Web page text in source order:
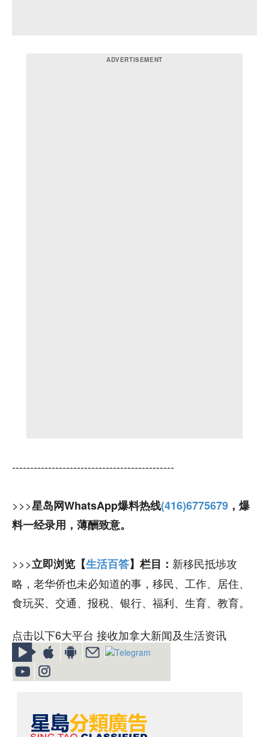
---------------------------------------------
>>>星岛网WhatsApp爆料热线(416)6775679 ，爆
料一经录用，薄酬致意。
>>>立即浏览【生活百答】栏目： 新移民抵埗攻
略，老华侨也未必知道的事，移民、工作、居住、
食玩买、交通、报税、银行、福利、生育、教育。
点击以下6大平台 接收加拿大新闻及生活资讯